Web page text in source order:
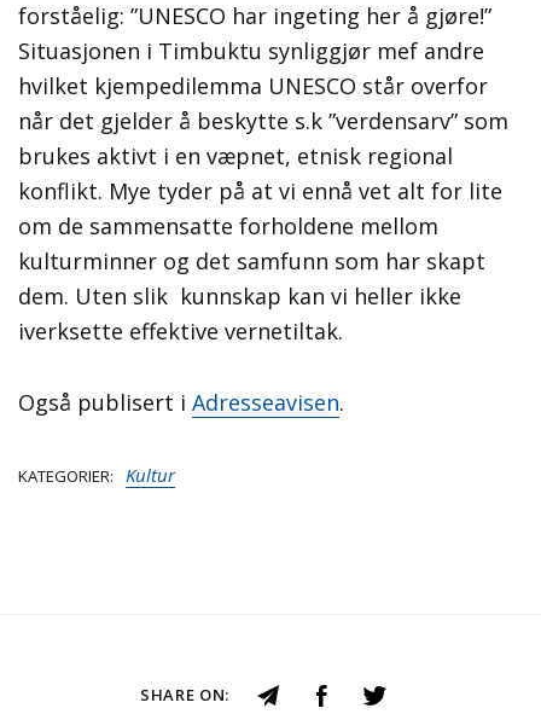
forståelig: ”UNESCO har ingeting her å gjøre!”
Situasjonen i Timbuktu synliggjør mef andre
hvilket kjempedilemma UNESCO står overfor
når det gjelder å beskytte s.k ”verdensarv” som
brukes aktivt i en væpnet, etnisk regional
konflikt. Mye tyder på at vi ennå vet alt for lite
om de sammensatte forholdene mellom
kulturminner og det samfunn som har skapt
dem. Uten slik kunnskap kan vi heller ikke
iverksette effektive vernetiltak.
Også publisert i Adresseavisen.
KATEGORIER Kultur
SHARE ON: